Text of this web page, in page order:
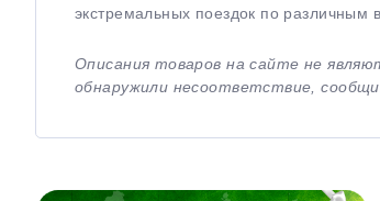
экстремальных поездок по различным
Описания товаров на сайте не
обнаружили несоответствие,